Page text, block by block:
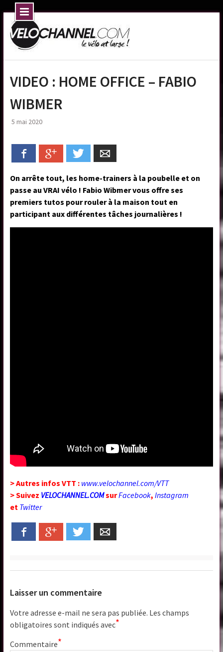
Skip
to
content
VIDEO : HOME OFFICE – FABIO
WIBMER
5 mai 2020
Facebook Google+ Twitter
On arrête tout, les home-trainers à la poubelle et on
passe au VRAI vélo ! Fabio Wibmer vous offre ses
premiers tutos pour rouler à la maison tout en
participant aux différentes tâches journalières !
> Autres infos VTT : www.velochannel.com/VTT
> Suivez VELOCHANNEL.COMsurFacebook,Instagram
et Twitter
Facebook Google+ Twitter
Laisser un commentaire
Votre adresse e-mail ne sera pas publiée. Les champs
obligatoires sont indiqués avec*
Commentaire*